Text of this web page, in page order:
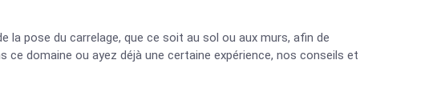
la pose du carrelage, que ce soit au sol ou aux murs, afin de
domaine ou ayez déjà une certaine expérience, nos conseils et